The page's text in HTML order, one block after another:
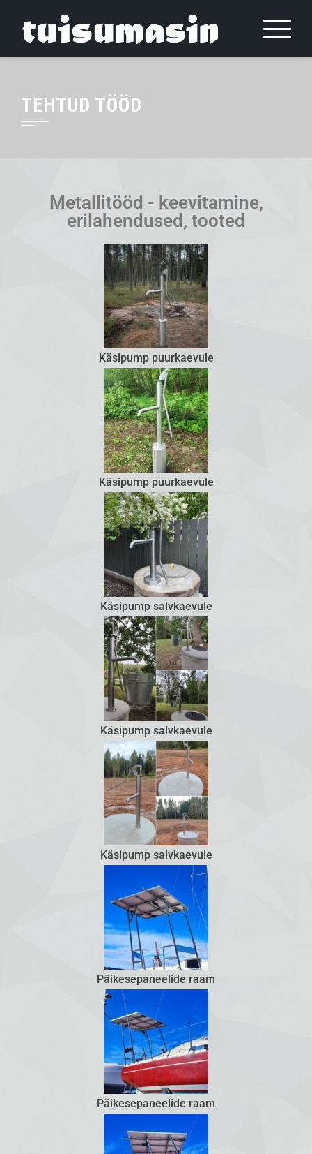
TEHTUD TÖÖD
Metallitööd - keevitamine,
erilahendused, tooted
Käsipump puurkaevule
Käsipump puurkaevule
Käsipump salvkaevule
Käsipump salvkaevule
Käsipump salvkaevule
Päikesepaneelide raam
Päikesepaneelide raam